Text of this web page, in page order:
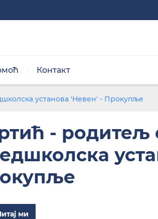
Контакт
Црно/бела тема
установа 'Невен' - Прокупље
- родитељ
ми